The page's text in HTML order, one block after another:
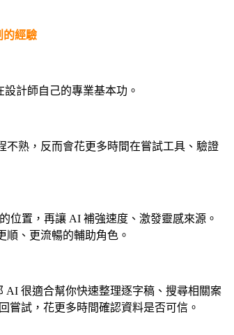
的經驗
計師自己的專業基本功。
熟，反而會花更多時間在嘗試工具、驗證
位置，再讓 AI 補強速度、激發靈感來源。
、更流暢的輔助角色。
很適合幫你快速整理逐字稿、搜尋相關案
嘗試，花更多時間確認資料是否可信。